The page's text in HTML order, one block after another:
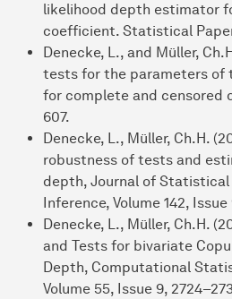
likelihood depth estimator
coefficient. Statistical
Denecke, L., and Müller,
tests for the parameters of
for complete and censored
607.
Denecke, L., Müller, Ch.H.
robustness of tests and
depth, Journal of Statistical
Inference, Volume 142, Issue
Denecke, L., Müller, Ch.H.
and Tests for bivariate
Depth, Computational
Volume 55, Issue 9,